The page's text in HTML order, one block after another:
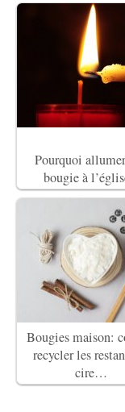
Pourquoi
bougie à
Bougies maison:
recycler les
cire…